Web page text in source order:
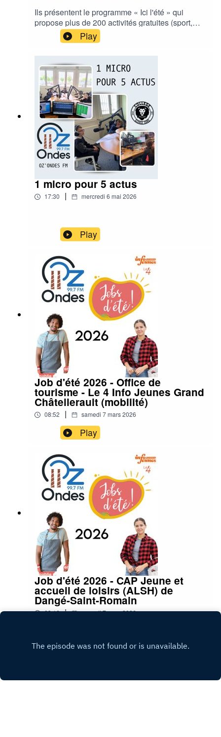
Ils présentent le programme « Ici l'été » qui
propose plus de 200 activités gratuites (sport,
culture, patrimoine) réparties sur les 30
communes de l'agglomération.
Play
1 micro pour 5 actus
17:30 | mercredi 6 mai 2026
Play
Job d'été 2026 - Office de
tourisme - Le 4 Info Jeunes Grand
Châtellerault (mobilité)
08:52 | samedi 7 mars 2026
Play
Job d'été 2026 - CAP Jeune et
accueil de loisirs (ALSH) de
Dangé-Saint-Romain
09:16 | samedi 7 mars 2026